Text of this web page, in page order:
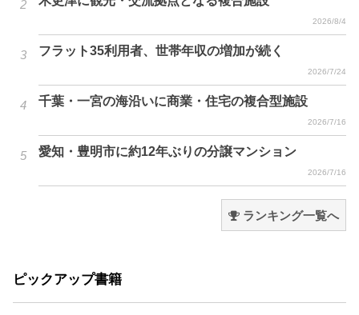
2026/8/4
フラット35利用者、世帯年収の増加が続く
2026/7/24
千葉・一宮の海沿いに商業・住宅の複合型施設
2026/7/16
愛知・豊明市に約12年ぶりの分譲マンション
2026/7/16
ランキング一覧へ
ピックアップ書籍